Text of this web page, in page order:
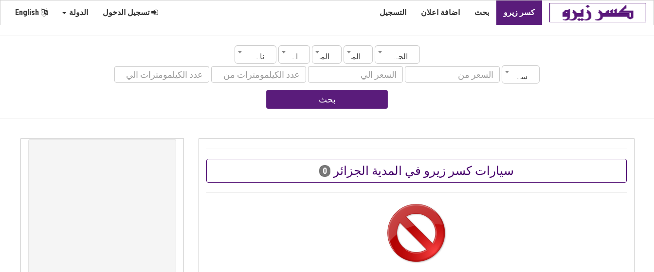
كسر زيرو بحث اضافة اعلان التسجيل تسجيل الدخول الدولة
الجزائر المدينة الماركة الموديل ناقل الحركة
سنة الصنع
بحث
سيارات كسر زيرو في المدية الجزائر 0